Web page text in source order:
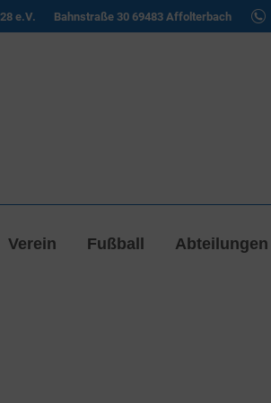
e.V. Bahnstraße 30 69483 Affolterbach
Verein Fußball Abteilungen